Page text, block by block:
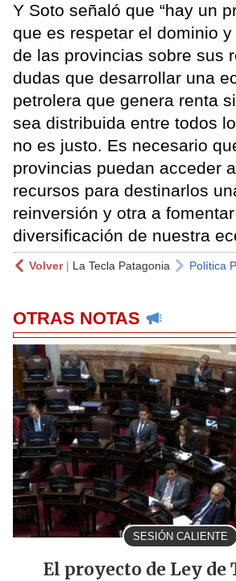
Y Soto señaló que “hay un
que es respetar el dominio
de las provincias sobre sus
dudas que desarrollar una
petrolera que genera renta
sea distribuida entre todos
no es justo. Es necesario
provincias puedan acceder
recursos para destinarlos
reinversión y otra a
diversificación de nuestra
Volver| La Tecla Patagonia Política
OTRAS NOTAS
SESIÓN CALIENTE
El proyecto de Ley de